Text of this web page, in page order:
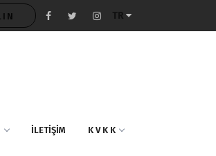
TR
İLETİŞİM K V K K